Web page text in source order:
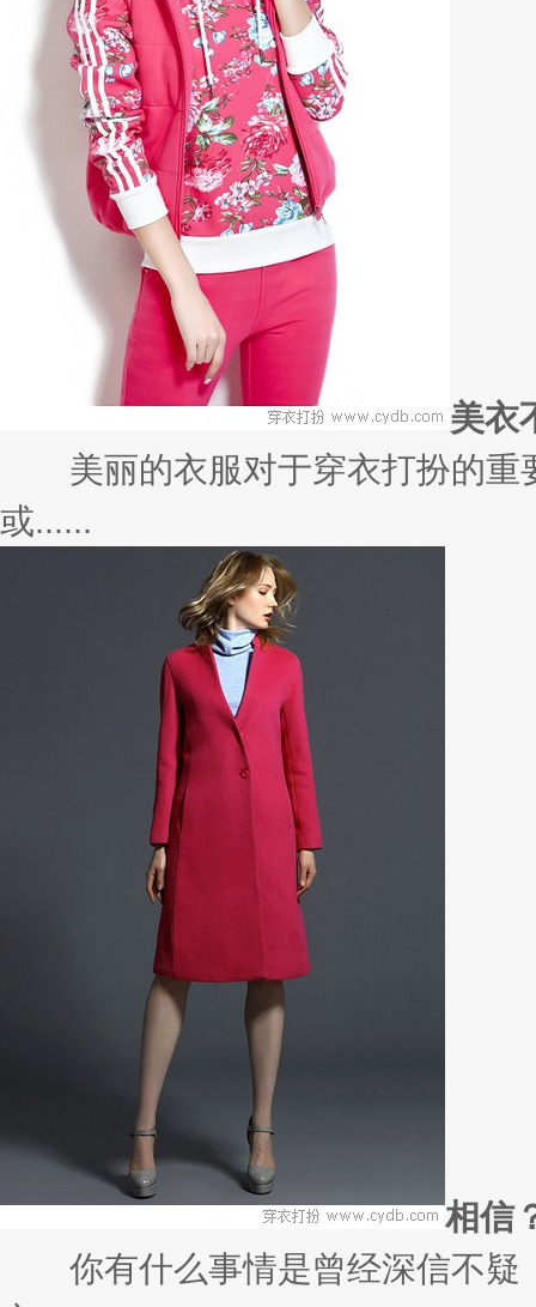
半身裙的款式也是非常的，选择
且......
转载自：美物计（huanqiukanke
这个世界上还有不爱鞋的女人吗
很多时候，许多人觉得，一个人
宝......